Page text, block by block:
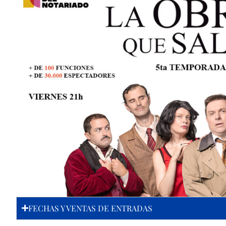
FECHAS Y VENTAS DE ENTRADAS